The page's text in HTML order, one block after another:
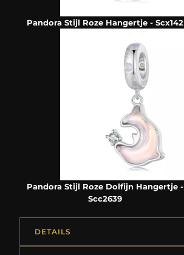
Pandora Stijl Roze Hangertje - Scx142
Pandora Stijl Roze Dolfijn Hangertje -
Scc2639
DETAILS